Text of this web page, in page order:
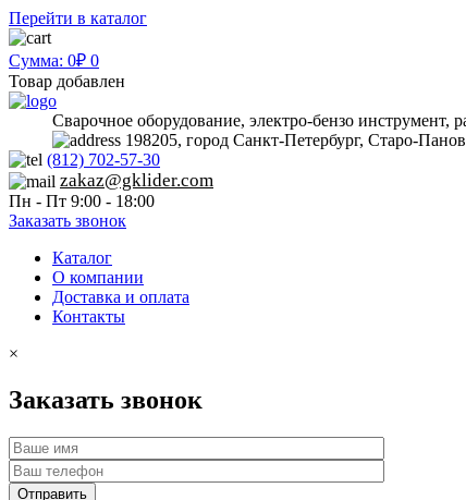
Перейти в каталог
Сумма: 0₽ 0
Товар добавлен
Сварочное оборудование, электро-бензо инструмент,
198205, город Санкт-Петербург, Старо-
(812) 702-57-30
zakaz@gklider.com
Пн - Пт 9:00 - 18:00
Заказать звонок
Каталог
О компании
Доставка и оплата
Контакты
×
Заказать звонок